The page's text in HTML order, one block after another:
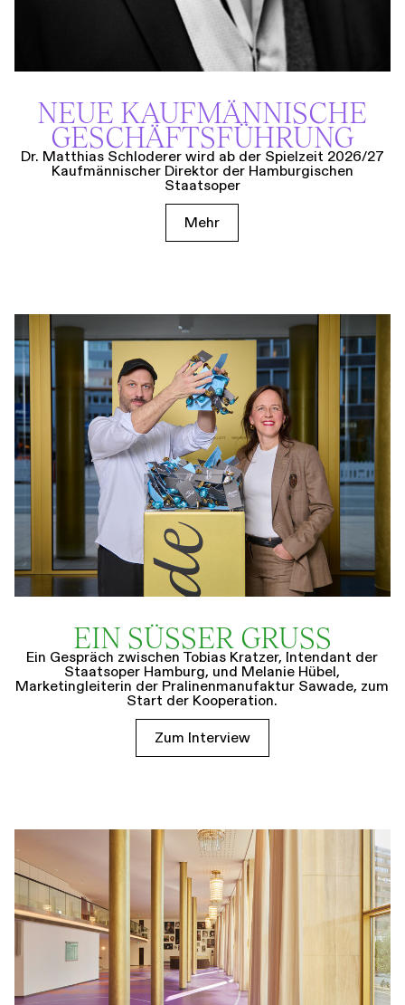
NEUE KAUF­MÄNNISCHE
GESCHÄFTS­FÜHRUNG
Dr. Matthias Schloderer wird ab der Spielzeit 2026/27
Kaufmännischer Direktor der Hamburgischen
Staatsoper
Mehr
EIN SÜSSER GRUSS
Ein Gespräch zwischen Tobias Kratzer, Intendant der
Staatsoper Hamburg, und Melanie Hübel,
Marketingleiterin der Pralinenmanufaktur Sawade, zum
Start der Kooperation.
Zum Interview